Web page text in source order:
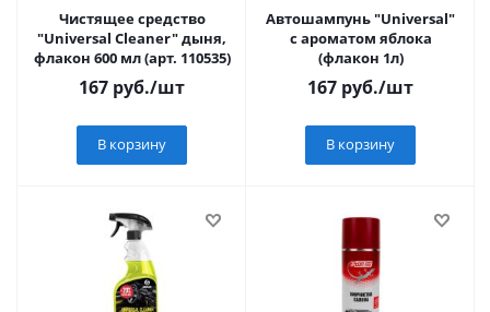
Чистящее средство
"Universal Cleaner" дыня,
флакон 600 мл (арт. 110535)
167 руб./шт
В корзину
Автошампунь "Universal"
с ароматом яблока
(флакон 1л)
167 руб./шт
В корзину